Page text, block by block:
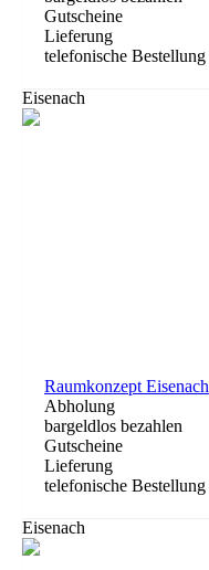
Gutscheine
Lieferung
telefonische Bestellung
Eisenach
Raumkonzept Eisenach
Abholung
bargeldlos bezahlen
Gutscheine
Lieferung
telefonische Bestellung
Eisenach